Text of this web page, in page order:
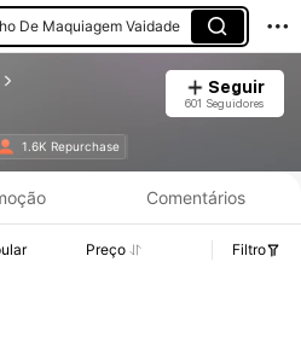
Seguir
601 Seguidores
1.6K Repurchase
de Preço, Vendas e Detalhes de Stock.
Comentários
Preço Filtro